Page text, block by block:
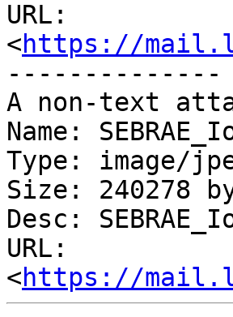
URL:
<https://
--------------
A non-text
Name:
Type: image/
Size: 240278
Desc:
URL:
<https://